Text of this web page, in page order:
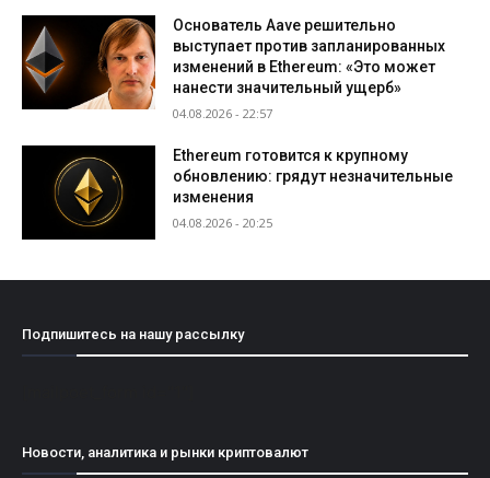
Основатель Aave решительно
выступает против запланированных
изменений в Ethereum: «Это может
нанести значительный ущерб»
04.08.2026 - 22:57
Ethereum готовится к крупному
обновлению: грядут незначительные
изменения
04.08.2026 - 20:25
Подпишитесь на нашу рассылку
Новости, аналитика и рынки криптовалют